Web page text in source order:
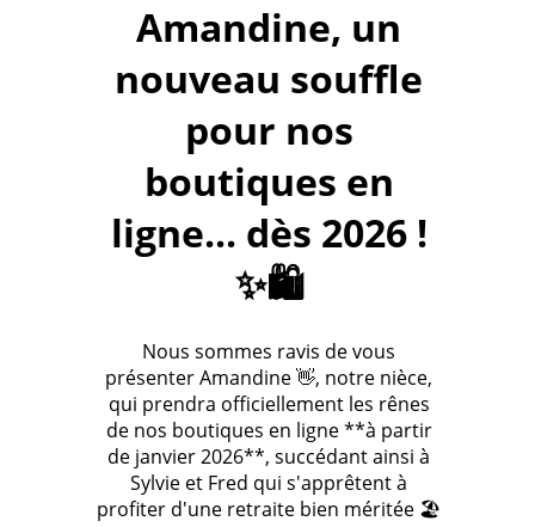
Amandine, un
nouveau souffle
pour nos
boutiques en
ligne... dès 2026 !
✨🛍️
Nous sommes ravis de vous
présenter Amandine 👋, notre nièce,
qui prendra officiellement les rênes
de nos boutiques en ligne **à partir
de janvier 2026**, succédant ainsi à
Sylvie et Fred qui s'apprêtent à
profiter d'une retraite bien méritée 🏖️